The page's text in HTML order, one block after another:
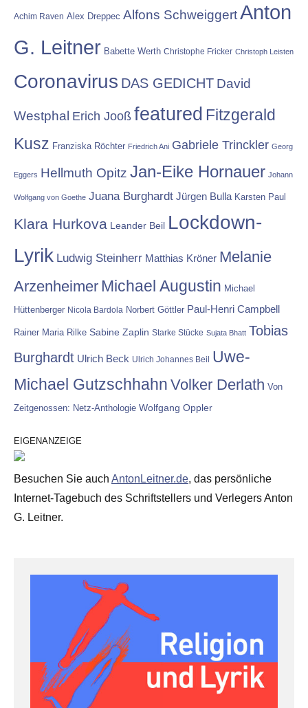
Achim Raven Alex Dreppec Alfons SchweiggertAnton
G. Leitner Babette Werth Christophe Fricker Christoph Leisten
Coronavirus DAS GEDICHT David
Westphal Erich Jooß featured Fitzgerald
Kusz Franziska Röchter Friedrich Ani Gabriele Trinckler Georg
Eggers Hellmuth Opitz Jan-Eike Hornauer Johann
Wolfgang von Goethe Juana Burghardt Jürgen Bulla Karsten Paul
Klara Hurkova Leander Beil Lockdown-
Lyrik Ludwig Steinherr Matthias Kröner Melanie
Arzenheimer Michael Augustin Michael
Hüttenberger Nicola Bardola Norbert Göttler Paul-Henri Campbell
Rainer Maria Rilke Sabine Zaplin Starke Stücke Sujata Bhatt Tobias
Burghardt Ulrich Beck Ulrich Johannes Beil
Uwe-
Michael Gutzschhahn Volker Derlath Von
Zeitgenossen: Netz-Anthologie Wolfgang Oppler
EIGENANZEIGE
Besuchen Sie auch AntonLeitner.de, das persönliche
Internet-Tagebuch des Schriftstellers und Verlegers Anton
G. Leitner.